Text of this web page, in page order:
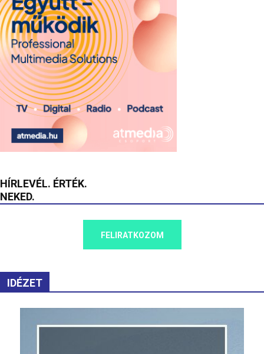
HÍRLEVÉL. ÉRTÉK.
NEKED.
FELIRATKOZOM
IDÉZET